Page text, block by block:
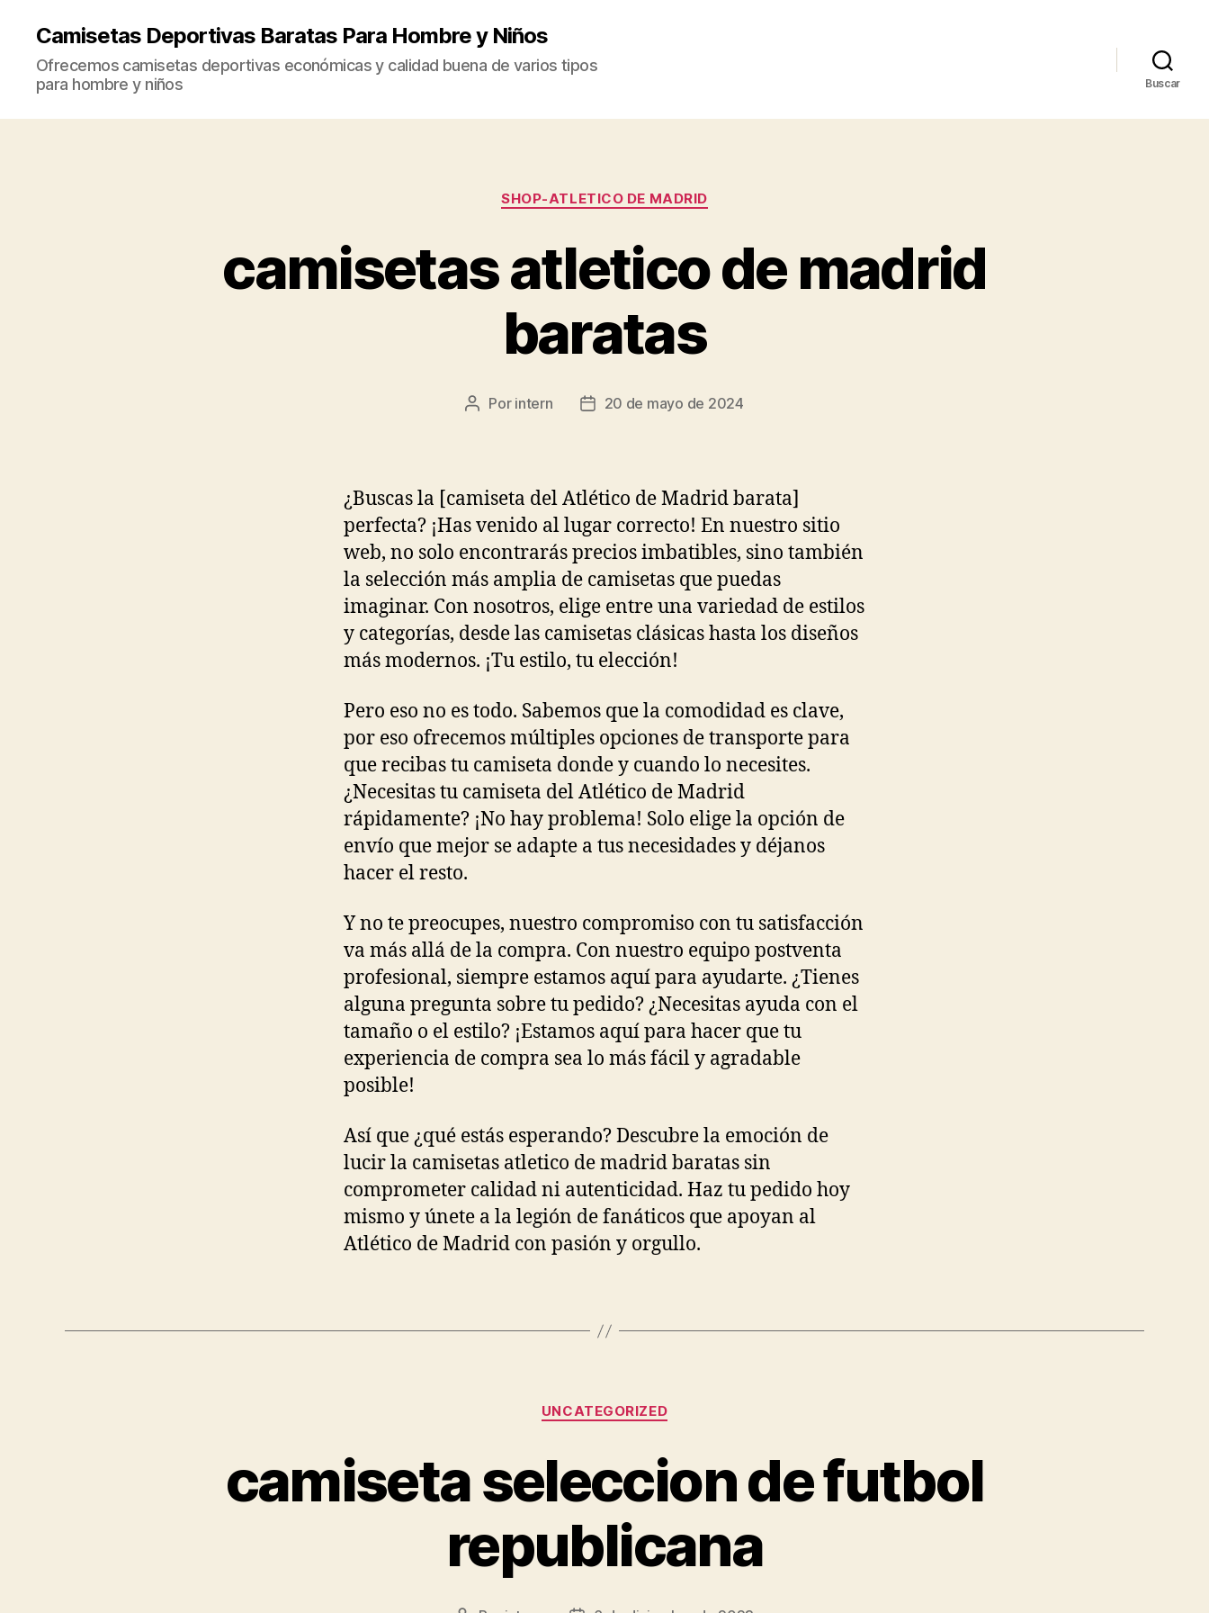
Camisetas Deportivas Baratas Para Hombre y Niños
Ofrecemos camisetas deportivas económicas y calidad buena de varios tipos
para hombre y niños
Buscar
Categorías
SHOP-ATLETICO DE MADRID
camisetas atletico de madrid
baratas
Autor
Por intern
Fecha20 de mayo de 2024
¿Buscas la [camiseta del Atlético de Madrid barata]
perfecta? ¡Has venido al lugar correcto! En nuestro sitio
web, no solo encontrarás precios imbatibles, sino también
la selección más amplia de camisetas que puedas
imaginar. Con nosotros, elige entre una variedad de estilos
y categorías, desde las camisetas clásicas hasta los diseños
más modernos. ¡Tu estilo, tu elección!
Pero eso no es todo. Sabemos que la comodidad es clave,
por eso ofrecemos múltiples opciones de transporte para
que recibas tu camiseta donde y cuando lo necesites.
¿Necesitas tu camiseta del Atlético de Madrid
rápidamente? ¡No hay problema! Solo elige la opción de
envío que mejor se adapte a tus necesidades y déjanos
hacer el resto.
Y no te preocupes, nuestro compromiso con tu satisfacción
va más allá de la compra. Con nuestro equipo postventa
profesional, siempre estamos aquí para ayudarte. ¿Tienes
alguna pregunta sobre tu pedido? ¿Necesitas ayuda con el
tamaño o el estilo? ¡Estamos aquí para hacer que tu
experiencia de compra sea lo más fácil y agradable
posible!
Así que ¿qué estás esperando? Descubre la emoción de
lucir la camisetas atletico de madrid baratas sin
comprometer calidad ni autenticidad. Haz tu pedido hoy
mismo y únete a la legión de fanáticos que apoyan al
Atlético de Madrid con pasión y orgullo.
Categorías
UNCATEGORIZED
camiseta seleccion de futbol
republicana